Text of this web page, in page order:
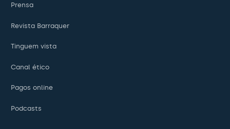
Prensa
Revista Barraquer
Tinguem vista
Canal ético
Pagos online
Podcasts